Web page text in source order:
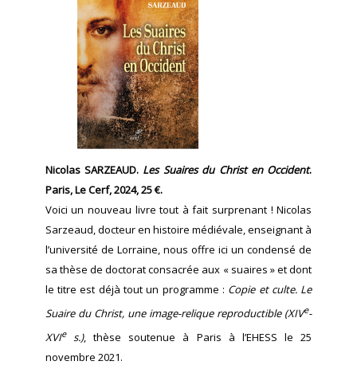
Nicolas SARZEAUD. Les Suaires du Christ en Occident.
Paris, Le Cerf, 2024, 25 €.
Voici un nouveau livre tout à fait surprenant ! Nicolas
Sarzeaud, docteur en histoire médiévale, enseignant à
l’université de Lorraine, nous offre ici un condensé de
sa thèse de doctorat consacrée aux « suaires » et dont
le titre est déjà tout un programme : Copie et culte. Le
Suaire du Christ, une image-relique reproductible (XIVe-
XVIes.), thèse soutenue à Paris à l’EHESS le 25
novembre 2021.